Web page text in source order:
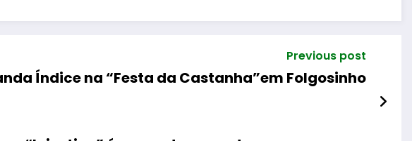
Previous post
Índice na “Festa da Castanha”em Folgosinho